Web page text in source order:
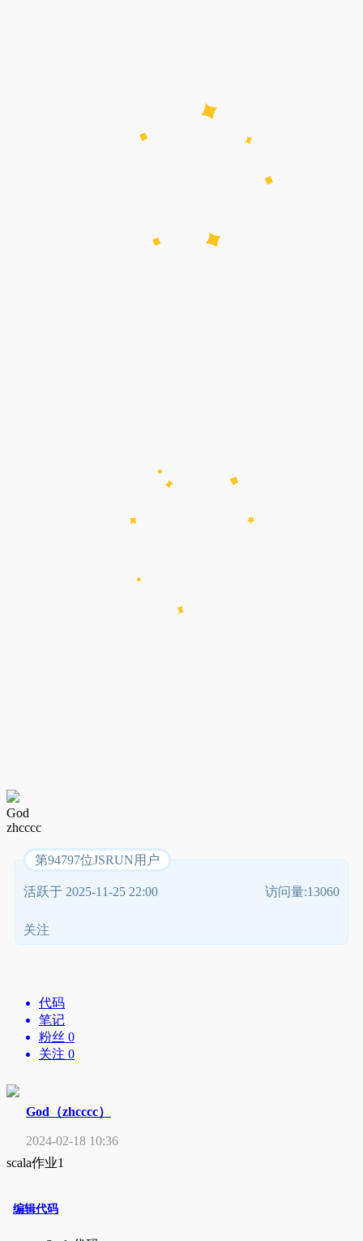
God
zhcccc
第94797位JSRUN用户
活跃于 2025-11-25 22:00 访问量:13060
关注
代码
笔记
粉丝 0
关注 0
God（zhcccc）
2024-02-18 10:36
scala作业1